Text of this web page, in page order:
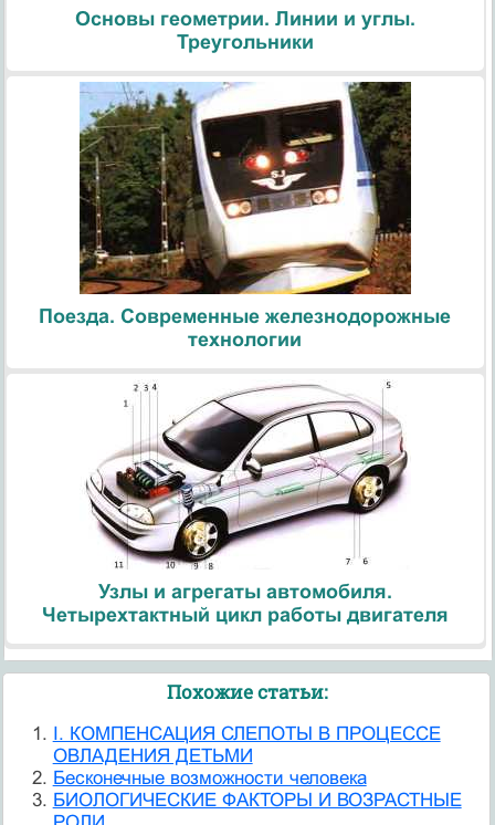
Основы геометрии. Линии и углы.
Треугольники
Поезда. Современные железнодорожные
технологии
Узлы и агрегаты автомобиля.
Четырехтактный цикл работы двигателя
Похожие статьи:
I. КОМПЕНСАЦИЯ СЛЕПОТЫ В ПРОЦЕССЕ
ОВЛАДЕНИЯ ДЕТЬМИ
Бесконечные возможности человека
БИОЛОГИЧЕСКИЕ ФАКТОРЫ И ВОЗРАСТНЫЕ